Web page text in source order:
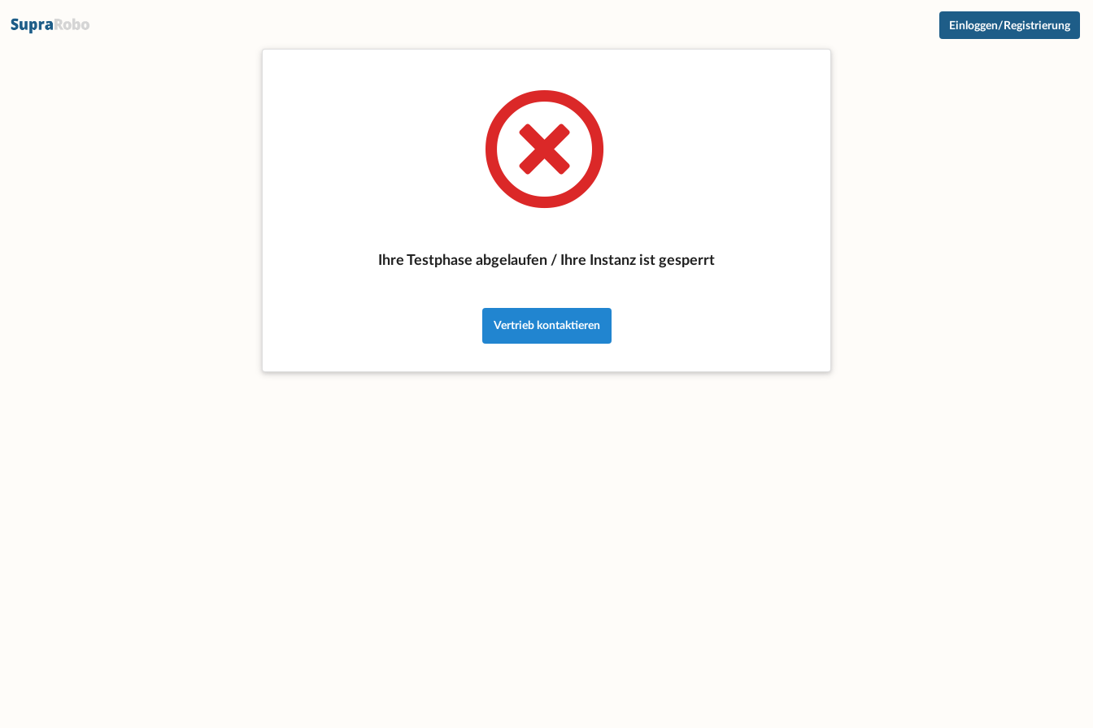
Einloggen/Registrierung
Ihre Testphase abgelaufen / Ihre Instanz ist gesperrt
Vertrieb kontaktieren